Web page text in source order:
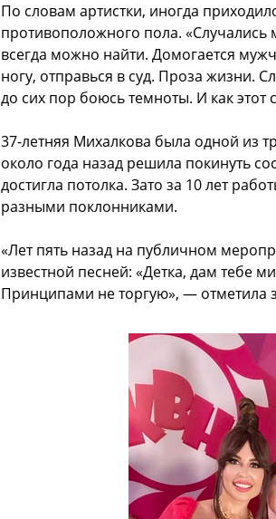
По словам артистки, иногда
противоположного пола.
всегда можно найти. Домогается
ногу, отправься в суд. Проза жизни.
до сих пор боюсь темноты. И как
37-летняя Михалкова была одной из
около года назад решила покинуть
достигла потолка. Зато за 10 лет
разными поклонниками.
«Лет пять назад на публичном
известной песней: «Детка, дам тебе
Принципами не торгую», — отметила